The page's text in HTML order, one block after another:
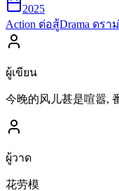
2025
Action ต่อสู้Drama ดรา
ผู้เขียน
今晚的风儿甚是喧嚣,
ผู้วาด
花劳模